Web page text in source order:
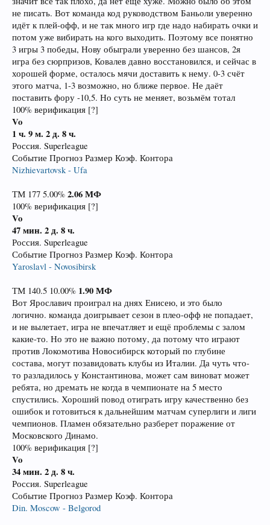
не писать. Вот команда код руководством Баньоли уверенно
идёт к плей-офф, и не так много игр где надо набирать очки и
потом уже вибирать на кого выходить. Поэтому все понятно
3 игры 3 победы, Нову обыграли уверенно без шансов, 2я
игра без сюрпризов, Ковалев давно восстановился, и сейчас в
хорошей форме, осталось мячи доставить к нему. 0-3 счёт
этого матча, 1-3 возможно, но ближе первое. Не даёт
поставить фору -10,5. Но суть не меняет, возьмём тотал
100% верификация [?]
Vo
1 ч. 9 м. 2 д. 8 ч.
Россия. Superleague
Событие Прогноз Размер Коэф. Контора
Nizhievartovsk - Ufa
ТМ 177 5.00% 2.06МФ
100% верификация [?]
Vo
47 мин. 2 д. 8 ч.
Россия. Superleague
Событие Прогноз Размер Коэф. Контора
Yaroslavl - Novosibirsk
ТМ 140.5 10.00% 1.90МФ
Вот Ярославич проиграл на днях Енисею, и это было
логично. команда доигрывает сезон в плео-офф не попадает,
и не вылетает, игра не впечатляет и ещё проблемы с залом
какие-то. Но это не важно потому, да потому что играют
против Локомотива Новосибирск который по глубине
состава, могут позавидовать клубы из Италии. Да чуть что-
то разладилось у Константинова, может сам виноват может
ребята, но дремать не когда в чемпионате на 5 место
спустились. Хороший повод отиграть игру качественно без
ошибок и готовиться к дальнейшим матчам суперлиги и лиги
чемпионов. Пламен обязательно разберет поражение от
Московского Динамо.
100% верификация [?]
Vo
34 мин. 2 д. 8 ч.
Россия. Superleague
Событие Прогноз Размер Коэф. Контора
Din. Moscow - Belgorod